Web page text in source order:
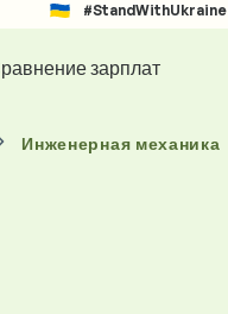
#StandWithUkraine
зарплат
Инженерная механика